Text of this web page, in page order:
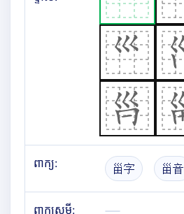
ពាក្យ: 甾字 甾音
ពាក្យសម្តី: